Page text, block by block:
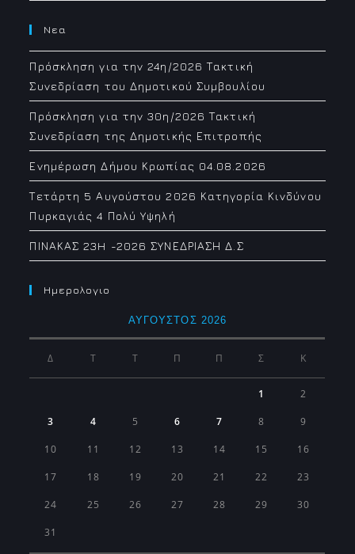
Νεα
Πρόσκληση για την 24η/2026 Τακτική
Συνεδρίαση του Δημοτικού Συμβουλίου
Πρόσκληση για την 30η/2026 Τακτική
Συνεδρίαση της Δημοτικής Επιτροπής
Ενημέρωση Δήμου Κρωπίας 04.08.2026
Τετάρτη 5 Αυγούστου 2026 Κατηγορία Κινδύνου
Πυρκαγιάς 4 Πολύ Υψηλή
ΠΙΝΑΚΑΣ 23H -2026 ΣΥΝΕΔΡΙΑΣΗ Δ.Σ
Ημερολογιο
ΑΎΓΟΥΣΤΟΣ 2026
Δ Τ Τ Π Π Σ Κ
1 2
3 4 5 6 7 8 9
10 11 12 13 14 15 16
17 18 19 20 21 22 23
24 25 26 27 28 29 30
31